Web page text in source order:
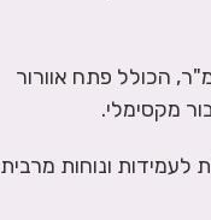
עבה במשקל 250 גר'/מ"ר, הכולל פתח אוורור
מקסימלי.
לעמידות ונוחות מרבית